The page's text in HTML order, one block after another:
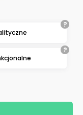
?
?